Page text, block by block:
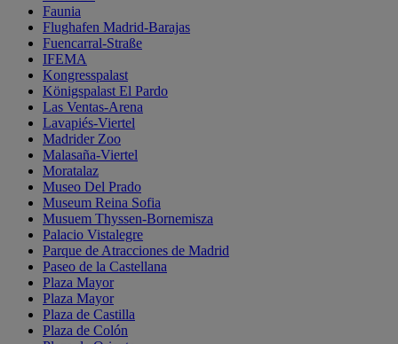
Faunia
Flughafen Madrid-Barajas
Fuencarral-Straße
IFEMA
Kongresspalast
Königspalast El Pardo
Las Ventas-Arena
Lavapiés-Viertel
Madrider Zoo
Malasaña-Viertel
Moratalaz
Museo Del Prado
Museum Reina Sofia
Musuem Thyssen-Bornemisza
Palacio Vistalegre
Parque de Atracciones de Madrid
Paseo de la Castellana
Plaza Mayor
Plaza Mayor
Plaza de Castilla
Plaza de Colón